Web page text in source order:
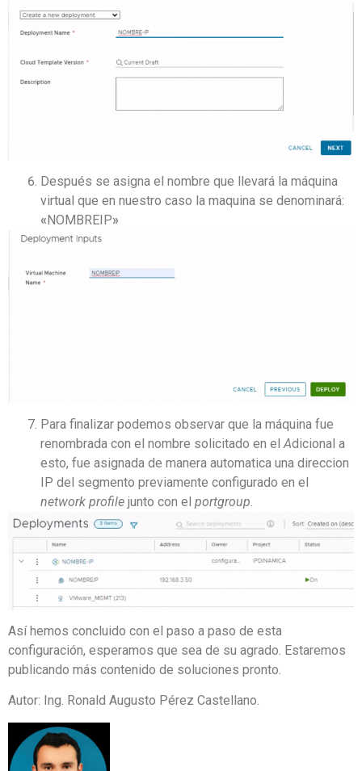
Después se asigna el nombre que llevará la máquina
virtual que en nuestro caso la maquina se denominará:
«NOMBREIP»
Para finalizar podemos observar que la máquina fue
renombrada con el nombre solicitado en el Adicional a
esto, fue asignada de manera automatica una direccion
IP del segmento previamente configurado en el
network profile junto con el portgroup.
Así hemos concluido con el paso a paso de esta
configuración, esperamos que sea de su agrado. Estaremos
publicando más contenido de soluciones pronto.
Autor: Ing. Ronald Augusto Pérez Castellano.